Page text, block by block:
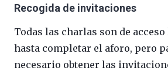
Recogida de invitaciones
Todas las charlas son de
hasta completar el aforo, pero
necesario obtener las